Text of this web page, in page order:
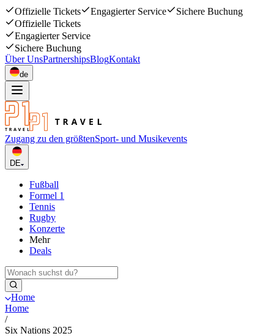
Offizielle Tickets Engagierter Service
Sichere Buchung
Offizielle Tickets
Engagierter Service
Sichere Buchung
Über UnsPartnershipsBlogKontakt
de
Zugang zu den größtenSport- und Musikevents
DE
Fußball
Formel 1
Tennis
Rugby
Konzerte
Mehr
Deals
Home
Home
/
Six Nations 2025